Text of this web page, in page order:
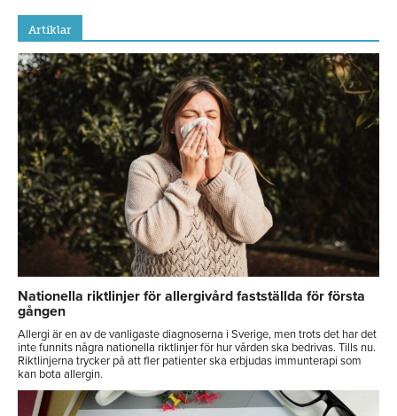
Artiklar
Nationella riktlinjer för allergivård fastställda för första
gången
Allergi är en av de vanligaste diagnoserna i Sverige, men trots det har det
inte funnits några nationella riktlinjer för hur vården ska bedrivas. Tills nu.
Riktlinjerna trycker på att fler patienter ska erbjudas immunterapi som
kan bota allergin.